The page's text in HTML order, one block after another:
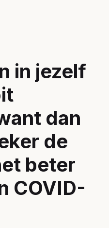
in jezelf
dan
de
beter
COVID-